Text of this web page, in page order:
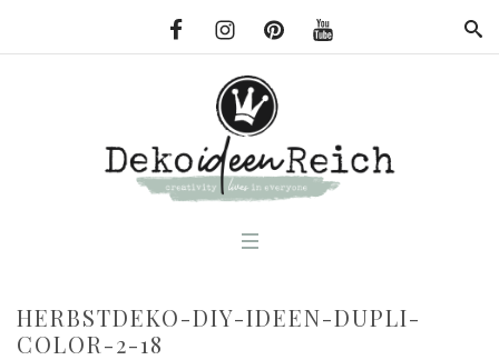
HERBSTDEKO-DIY-IDEEN-DUPLI-
COLOR-2-18